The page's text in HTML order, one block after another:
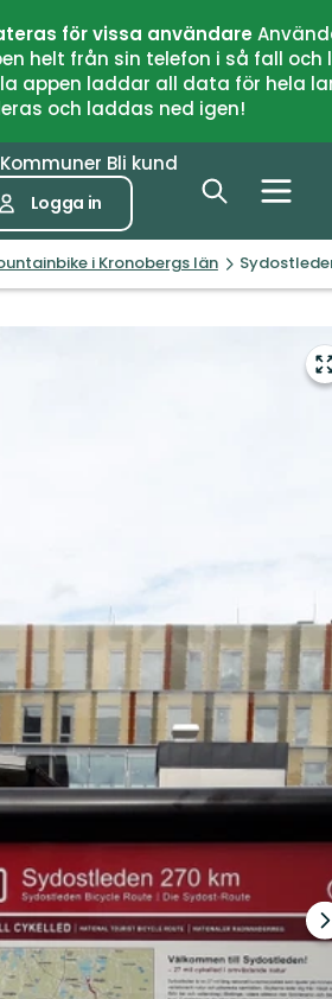
för vissa användare
helt från sin telefon i så fall
appen laddar all data för
och laddas ned igen!
Kommuner Bli kund
Logga in
i Kronobergs län